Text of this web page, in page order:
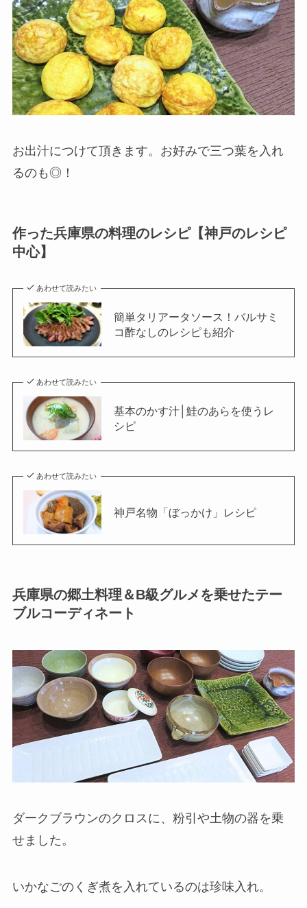
お出汁につけて頂きます。お好みで三つ葉を入れ
るのも◎！
作った兵庫県の料理のレシピ【神戸のレシピ
中心】
あわせて読みたい
簡単タリアータソース！バルサミ
コ酢なしのレシピも紹介
あわせて読みたい
基本のかす汁│鮭のあらを使うレ
シピ
あわせて読みたい
神戸名物「ぼっかけ」レシピ
兵庫県の郷土料理＆B級グルメを乗せたテー
ブルコーディネート
ダークブラウンのクロスに、粉引や土物の器を乗
せました。
いかなごのくぎ煮を入れているのは珍味入れ。